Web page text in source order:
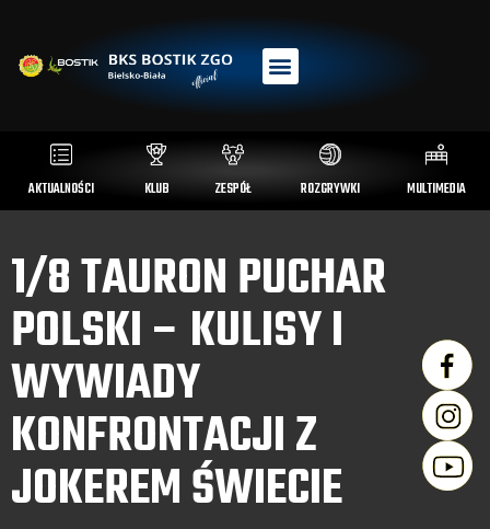
AKTUALNOŚCI KLUB ZESPÓŁ ROZGRYWKI MULTIMEDIA
1/8 TAURON PUCHAR
POLSKI – KULISY I
WYWIADY
KONFRONTACJI Z
JOKEREM ŚWIECIE